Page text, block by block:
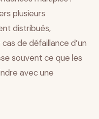
plusieurs
distribués,
de défaillance d’un
souvent ce que les
avec une